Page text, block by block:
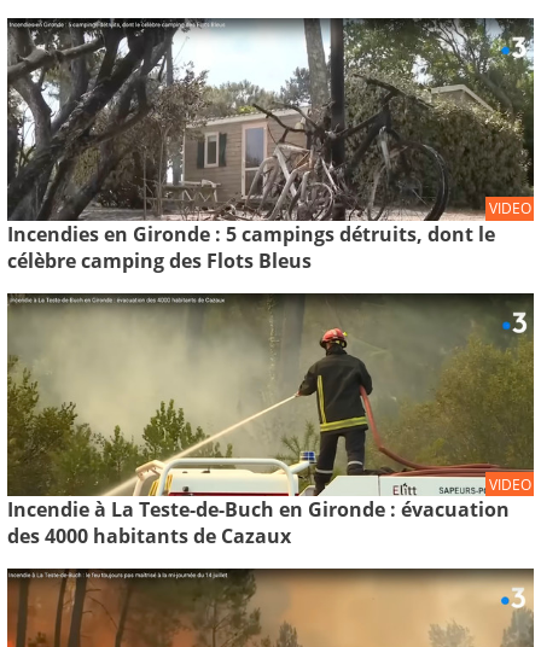
VIDEO
Incendies en Gironde : 5 campings détruits, dont le
célèbre camping des Flots Bleus
VIDEO
Incendie à La Teste-de-Buch en Gironde : évacuation
des 4000 habitants de Cazaux